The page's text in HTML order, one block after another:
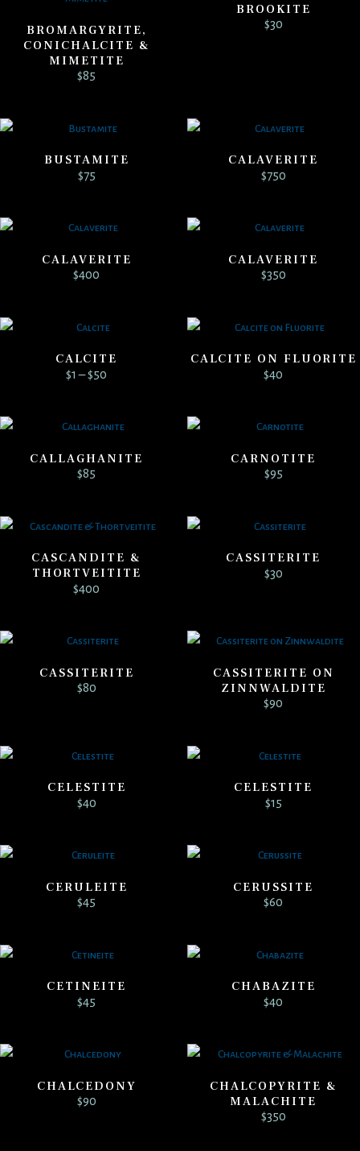
BROMARGYRITE,
CONICHALCITE &
MIMETITE
$85
BROOKITE
$30
BUSTAMITE
$75
CALAVERITE
$750
CALAVERITE
$400
CALAVERITE
$350
CALCITE
$1 –$50
CALCITE ON FLUORITE
$40
CALLAGHANITE
$85
CARNOTITE
$95
CASCANDITE &
THORTVEITITE
$400
CASSITERITE
$30
CASSITERITE
$80
CASSITERITE ON
ZINNWALDITE
$90
CELESTITE
$40
CELESTITE
$15
CERULEITE
$45
CERUSSITE
$60
CETINEITE
$45
CHABAZITE
$40
CHALCEDONY
$90
CHALCOPYRITE &
MALACHITE
$350